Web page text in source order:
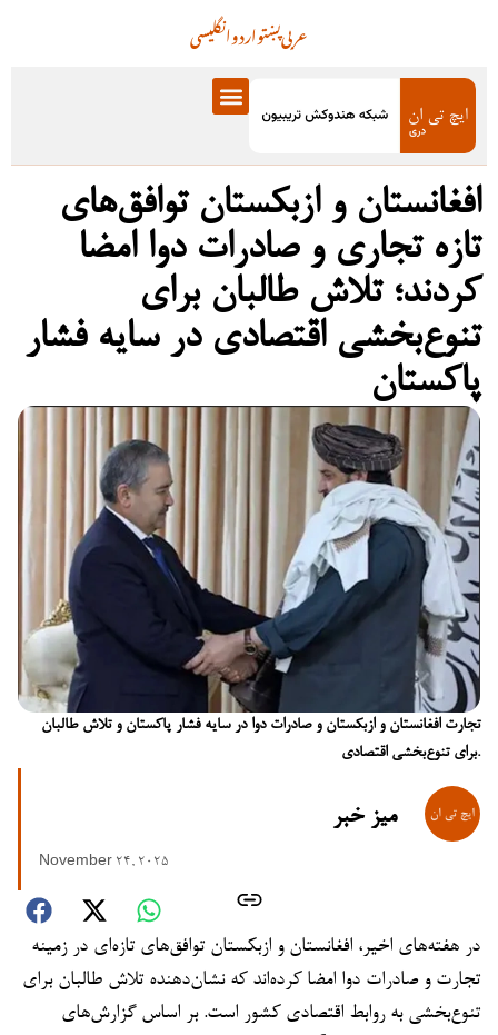
انگلیسیاردوپښتوعربی
افغانستان و ازبکستان توافق‌های
تازه تجاری و صادرات دوا امضا
کردند؛ تلاش طالبان برای
تنوع‌بخشی اقتصادی در سایه فشار
پاکستان
تجارت افغانستان و ازبکستان و صادرات دوا در سایه فشار پاکستان و تلاش طالبان
برای تنوع‌بخشی اقتصادی.
میز خبر
November 24, 2025
در هفته‌های اخیر، افغانستان و ازبکستان توافق‌های تازه‌ای در زمینه
تجارت و صادرات دوا امضا کرده‌اند که نشان‌دهنده تلاش طالبان برای
تنوع‌بخشی به روابط اقتصادی کشور است. بر اساس گزارش‌های